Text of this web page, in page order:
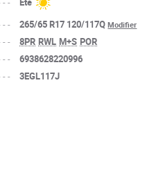
265/65 R17 120/117QModifier
8PR RWL M+S POR
6938628220996
3EGL117J